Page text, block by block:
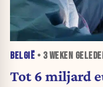
BELGIË • 3 WEKEN
Tot 6 miljard